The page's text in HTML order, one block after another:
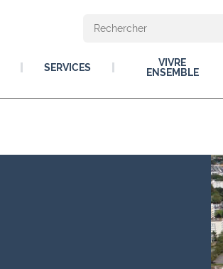
SERVICES
VIVRE
ENSEMBLE